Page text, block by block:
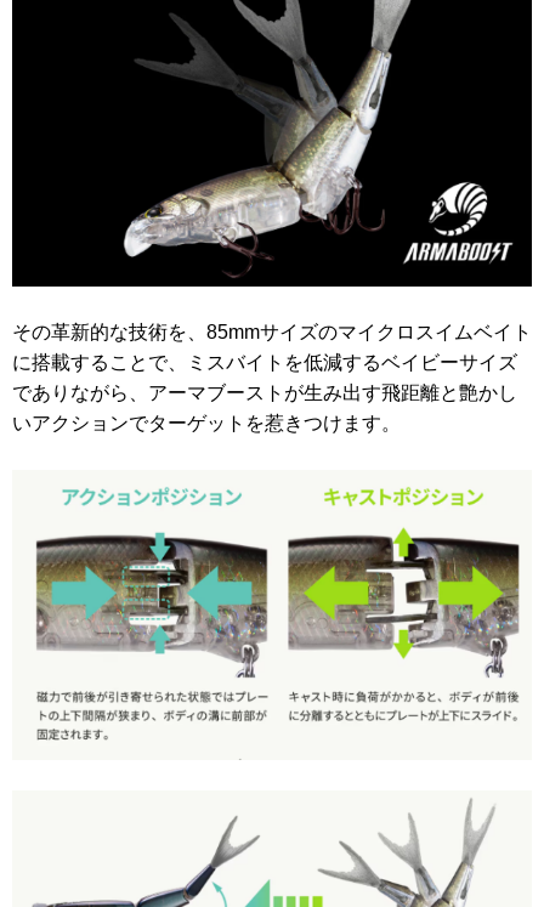
その革新的な技術を、85mmサイズのマイクロスイムベイト
に搭載することで、ミスバイトを低減するベイビーサイズ
でありながら、アーマブーストが生み出す飛距離と艶かし
いアクションでターゲットを惹きつけます。